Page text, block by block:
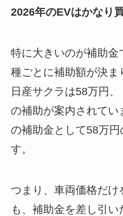
2026年のEVはかなり
特に大きいのが補助
種ごとに補助額が決ま
日産サクラは58万円
の補助が案内されてい
の補助金として58万
す。
つまり、車両価格だ
も、補助金を差し引